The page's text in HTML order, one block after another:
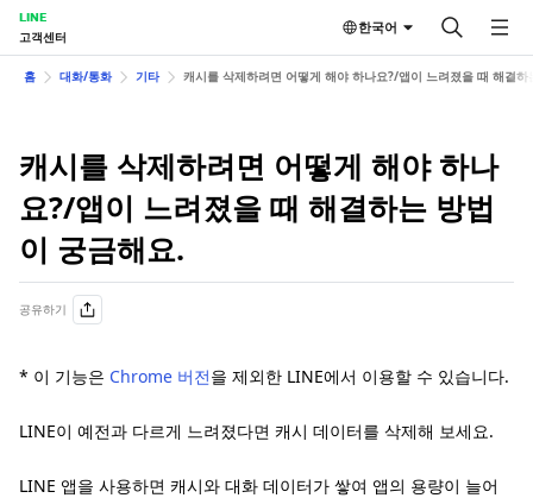
LINE
고객센터
한국어
홈 대화/통화 기타 캐시를 삭제하려면 어떻게 해야 하나요?/앱이 느려졌을 때 해결
캐시를 삭제하려면 어떻게 해야 하나
요?/앱이 느려졌을 때 해결하는 방법
이 궁금해요.
공유하기
* 이 기능은 Chrome 버전을 제외한 LINE에서 이용할 수 있습니다.
LINE이 예전과 다르게 느려졌다면 캐시 데이터를 삭제해 보세요.
LINE 앱을 사용하면 캐시와 대화 데이터가 쌓여 앱의 용량이 늘어